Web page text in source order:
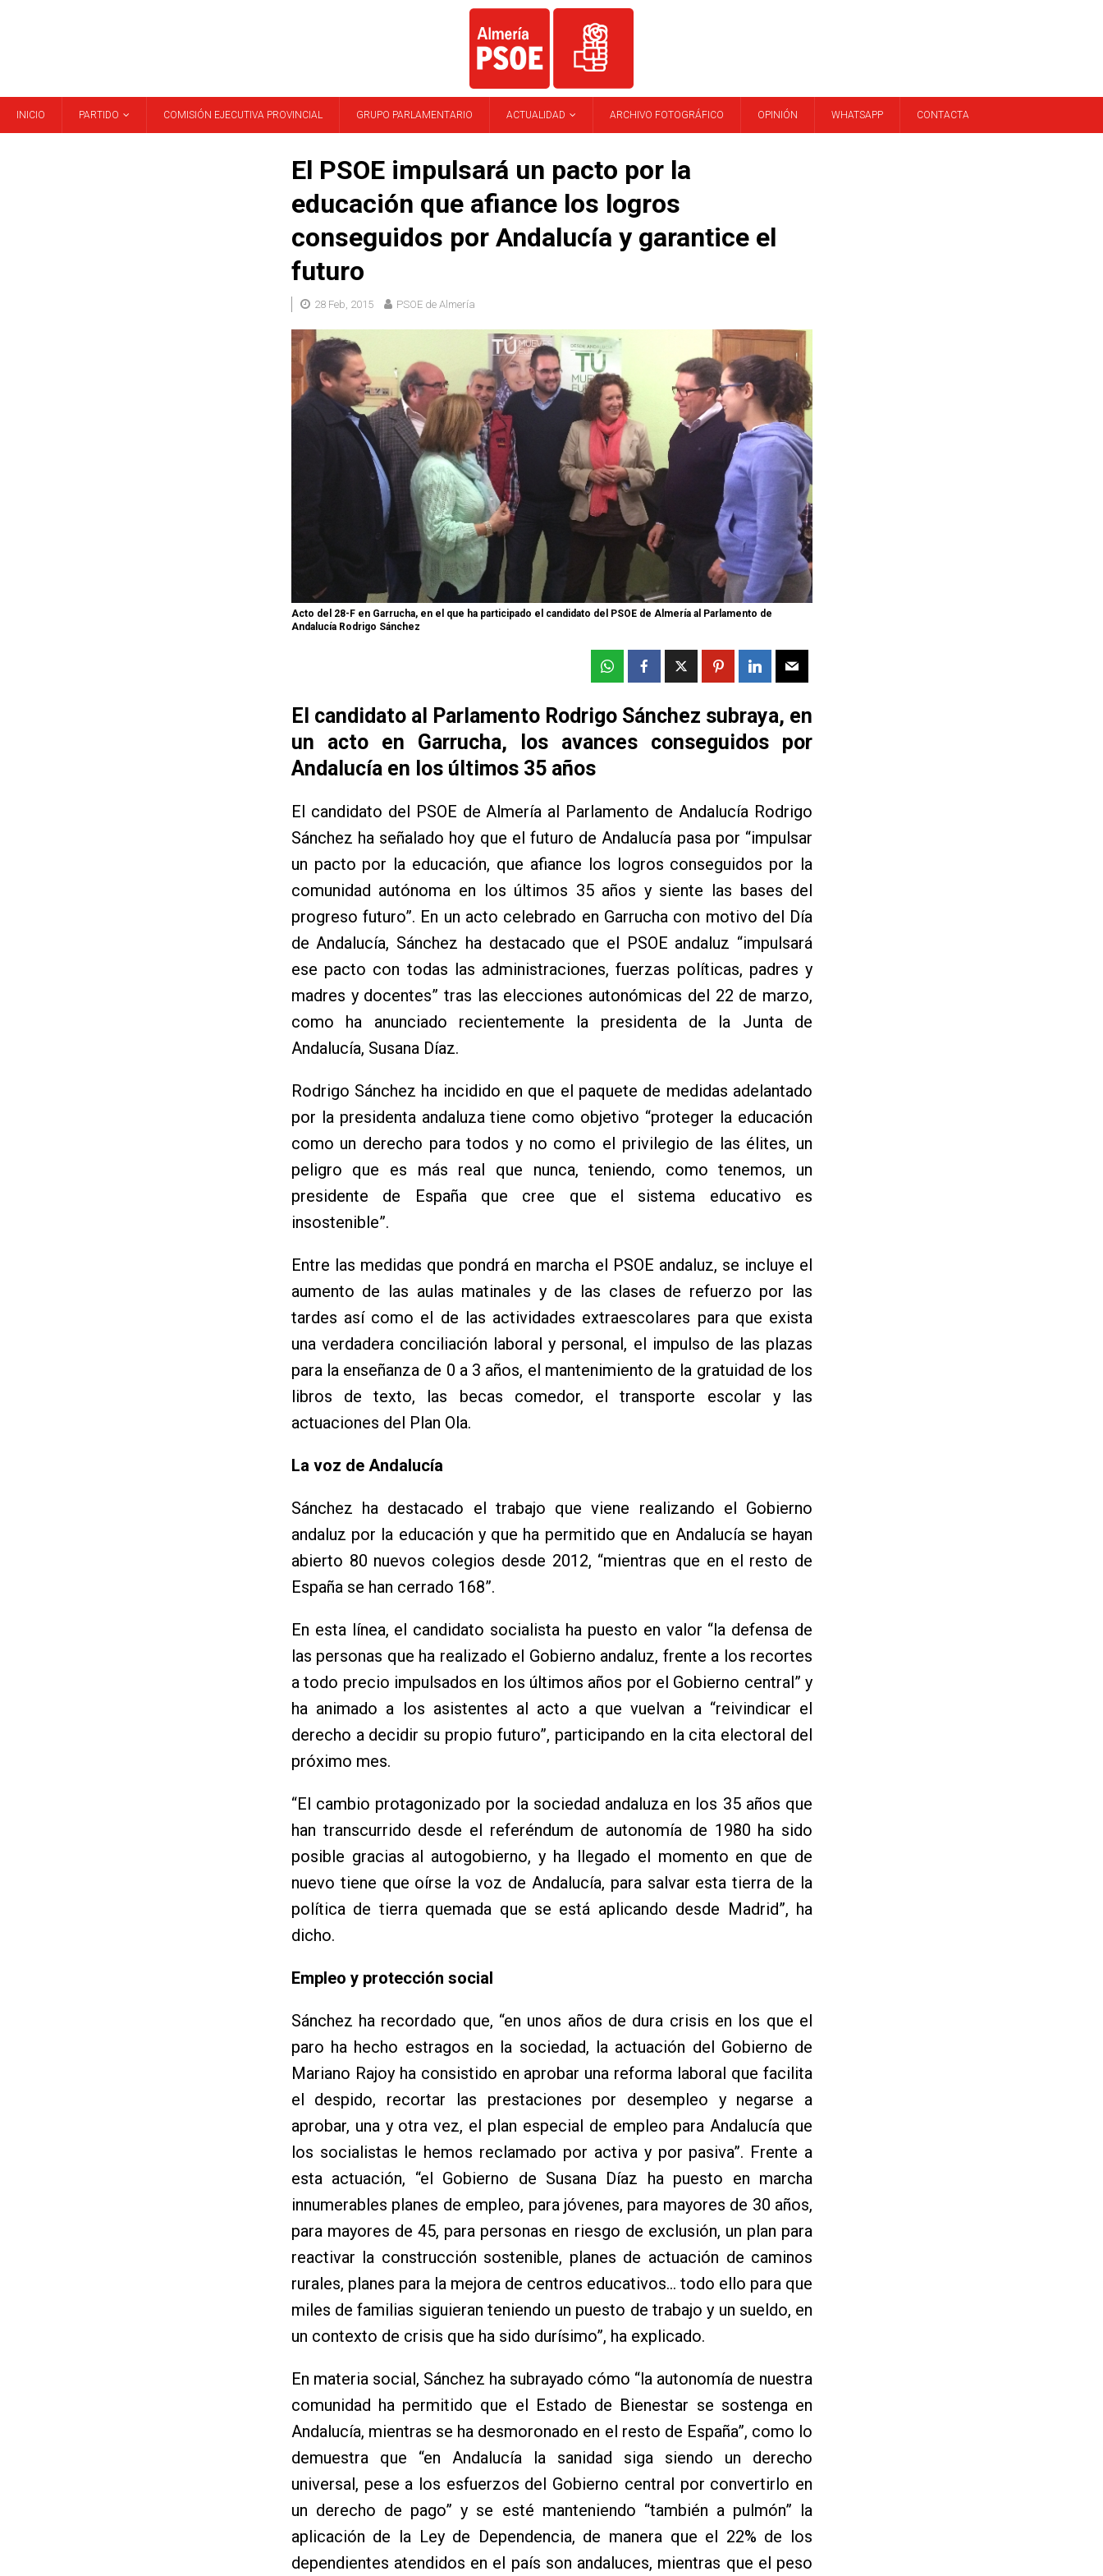
INICIO PARTIDO COMISIÓN EJECUTIVA PROVINCIAL GRUPO PARLAMENTARIO ACTUALIDAD ARCHIVO FOTOGRÁFICO OPINIÓN WHATSAPP CONTACTA
El PSOE impulsará un pacto por la
educación que afiance los logros
conseguidos por Andalucía y garantice el
futuro
28 Feb, 2015 PSOE de Almería
Acto del 28-F en Garrucha, en el que ha participado el candidato del PSOE de Almería al Parlamento de
Andalucía Rodrigo Sánchez
El candidato al Parlamento Rodrigo Sánchez subraya, en
un acto en Garrucha, los avances conseguidos por
Andalucía en los últimos 35 años
El candidato del PSOE de Almería al Parlamento de Andalucía Rodrigo
Sánchez ha señalado hoy que el futuro de Andalucía pasa por “impulsar
un pacto por la educación, que afiance los logros conseguidos por la
comunidad autónoma en los últimos 35 años y siente las bases del
progreso futuro”. En un acto celebrado en Garrucha con motivo del Día
de Andalucía, Sánchez ha destacado que el PSOE andaluz “impulsará
ese pacto con todas las administraciones, fuerzas políticas, padres y
madres y docentes” tras las elecciones autonómicas del 22 de marzo,
como ha anunciado recientemente la presidenta de la Junta de
Andalucía, Susana Díaz.
Rodrigo Sánchez ha incidido en que el paquete de medidas adelantado
por la presidenta andaluza tiene como objetivo “proteger la educación
como un derecho para todos y no como el privilegio de las élites, un
peligro que es más real que nunca, teniendo, como tenemos, un
presidente de España que cree que el sistema educativo es
insostenible”.
Entre las medidas que pondrá en marcha el PSOE andaluz, se incluye el
aumento de las aulas matinales y de las clases de refuerzo por las
tardes así como el de las actividades extraescolares para que exista
una verdadera conciliación laboral y personal, el impulso de las plazas
para la enseñanza de 0 a 3 años, el mantenimiento de la gratuidad de los
libros de texto, las becas comedor, el transporte escolar y las
actuaciones del Plan Ola.
La voz de Andalucía
Sánchez ha destacado el trabajo que viene realizando el Gobierno
andaluz por la educación y que ha permitido que en Andalucía se hayan
abierto 80 nuevos colegios desde 2012, “mientras que en el resto de
España se han cerrado 168”.
En esta línea, el candidato socialista ha puesto en valor “la defensa de
las personas que ha realizado el Gobierno andaluz, frente a los recortes
a todo precio impulsados en los últimos años por el Gobierno central” y
ha animado a los asistentes al acto a que vuelvan a “reivindicar el
derecho a decidir su propio futuro”, participando en la cita electoral del
próximo mes.
“El cambio protagonizado por la sociedad andaluza en los 35 años que
han transcurrido desde el referéndum de autonomía de 1980 ha sido
posible gracias al autogobierno, y ha llegado el momento en que de
nuevo tiene que oírse la voz de Andalucía, para salvar esta tierra de la
política de tierra quemada que se está aplicando desde Madrid”, ha
dicho.
Empleo y protección social
Sánchez ha recordado que, “en unos años de dura crisis en los que el
paro ha hecho estragos en la sociedad, la actuación del Gobierno de
Mariano Rajoy ha consistido en aprobar una reforma laboral que facilita
el despido, recortar las prestaciones por desempleo y negarse a
aprobar, una y otra vez, el plan especial de empleo para Andalucía que
los socialistas le hemos reclamado por activa y por pasiva”. Frente a
esta actuación, “el Gobierno de Susana Díaz ha puesto en marcha
innumerables planes de empleo, para jóvenes, para mayores de 30 años,
para mayores de 45, para personas en riesgo de exclusión, un plan para
reactivar la construcción sostenible, planes de actuación de caminos
rurales, planes para la mejora de centros educativos… todo ello para que
miles de familias siguieran teniendo un puesto de trabajo y un sueldo, en
un contexto de crisis que ha sido durísimo”, ha explicado.
En materia social, Sánchez ha subrayado cómo “la autonomía de nuestra
comunidad ha permitido que el Estado de Bienestar se sostenga en
Andalucía, mientras se ha desmoronado en el resto de España”, como lo
demuestra que “en Andalucía la sanidad siga siendo un derecho
universal, pese a los esfuerzos del Gobierno central por convertirlo en
un derecho de pago” y se esté manteniendo “también a pulmón” la
aplicación de la Ley de Dependencia, de manera que el 22% de los
dependientes atendidos en el país son andaluces, mientras que el peso